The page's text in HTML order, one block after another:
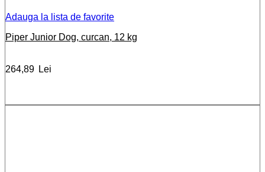
Adauga la lista de favorite
Piper Junior Dog, curcan, 12 kg
264,89 Lei